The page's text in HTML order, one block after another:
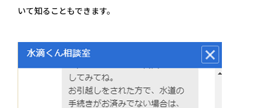
いて知ることもできます。